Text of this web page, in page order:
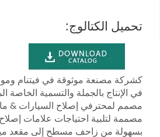
تحميل الكتالوج:
في الإنتاج بالجملة والتسمية
بسهولة من زاحف مسطح إلى مقعد